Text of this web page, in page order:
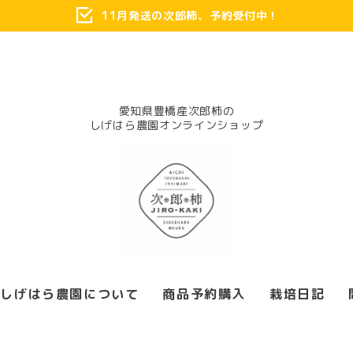
11月発送の次郎柿、予約受付中！
愛知県豊橋産次郎柿の
しげはら農園について 商品予約購入 栽培日記